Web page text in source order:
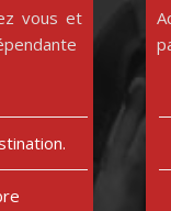
vous et